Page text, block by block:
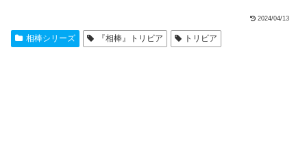
2024/04/13
相棒シリーズ 『相棒』トリビア トリビア